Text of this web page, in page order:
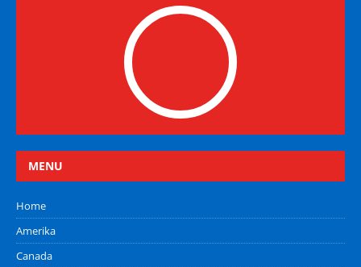
MENU
Home
Amerika
Canada